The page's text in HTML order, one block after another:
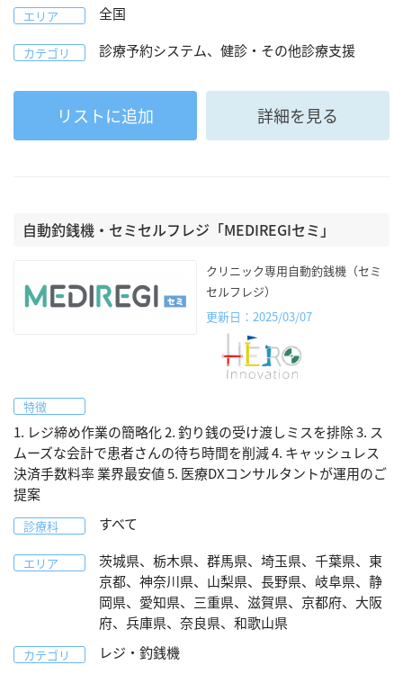
エリア 全国
カテゴリ 診療予約システム、健診・その他診療支援
リストに追加 詳細を見る
自動釣銭機・セミセルフレジ「MEDIREGIセミ」
クリニック専用自動釣銭機（セミ
セルフレジ）
更新日：2025/03/07
特徴
1. レジ締め作業の簡略化 2. 釣り銭の受け渡しミスを排除 3. ス
ムーズな会計で患者さんの待ち時間を削減 4. キャッシュレス
決済手数料率 業界最安値 5. 医療DXコンサルタントが運用のご
提案
診療科 すべて
エリア
茨城県、栃木県、群馬県、埼玉県、千葉県、東
京都、神奈川県、山梨県、長野県、岐阜県、静
岡県、愛知県、三重県、滋賀県、京都府、大阪
府、兵庫県、奈良県、和歌山県
カテゴリ レジ・釣銭機